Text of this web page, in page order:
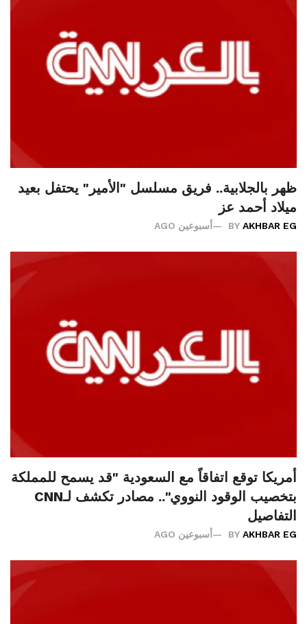
ظهر بالجلابية.. فريق مسلسل "الأمير" يحتفل بعيد
ميلاد أحمد عز
BY AKHBAR EG أسبوعين AGO
أمريكا توقع اتفاقاً مع السعودية "قد يسمح للمملكة
بتخصيب الوقود النووي".. مصادر تكشف لـCNN
التفاصيل
BY AKHBAR EG أسبوعين AGO